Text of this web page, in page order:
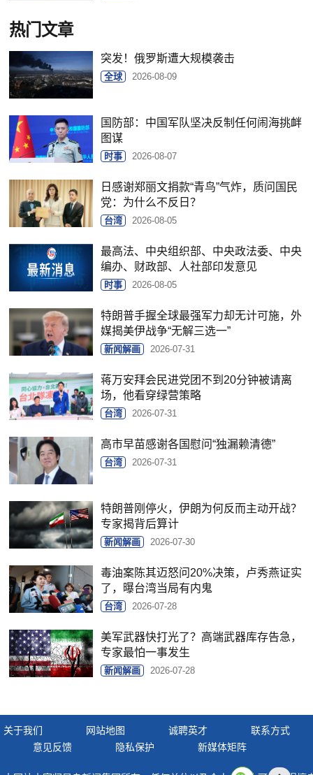
热门文章
突发！俄罗斯遭大规模袭击
全球 2026-08-09
国防部：中国军队坚决反制任何闹海挑衅
图谋
时事 2026-08-07
日感谢郑丽文捐款“青鸟”气炸，质问国民
党：为什么不反日？
台湾 2026-08-05
最高法、中央组织部、中央政法委、中央
编办、财政部、人社部印发意见
时事 2026-08-05
特朗普手握全球最强军力却无计可施，外
媒揭美伊战争“无解三选一”
新闻解画 2026-07-31
蒋万安拜会民进党团不到20分钟被请离
场，他看穿绿营策略
台湾 2026-07-31
高市早苗感谢各国慰问“独漏赖清德”
台湾 2026-07-31
特朗普刚停火，伊朗为何反而主动开战？
专家揭背后算计
新闻解画 2026-07-30
毒油案陈其迈怒问20%决策，卢秀燕证实
了，曝台湾当局有内鬼
台湾 2026-07-28
美军武器快打光了？高端武器库存告急，
专家最怕一事发生
新闻解画 2026-07-28
关于我们 网站地图 诚聘英才
联系方式
意见反馈
隐私保护 新媒体矩阵